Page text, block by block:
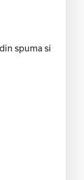
spuma si